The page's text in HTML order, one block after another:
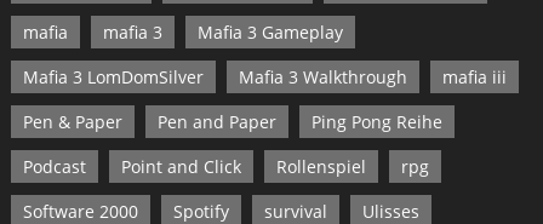
mafia
mafia 3
Mafia 3 Gameplay
Mafia 3 LomDomSilver
Mafia 3 Walkthrough
mafia iii
Pen & Paper
Pen and Paper
Ping Pong Reihe
Podcast
Point and Click Rollenspiel
rpg
Software 2000
Spotify survival
Ulisses